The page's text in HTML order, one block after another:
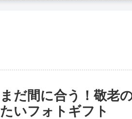
まだ間に合う！敬老
たいフォトギフト